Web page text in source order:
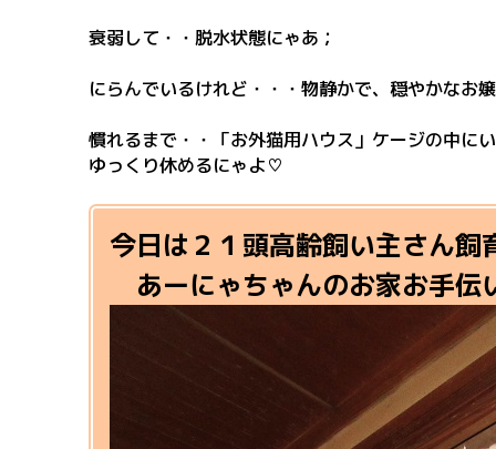
衰弱して・・脱水状態にゃあ；
にらんでいるけれど・・・物静かで、穏やかなお
慣れるまで・・「お外猫用ハウス」ケージの中に
ゆっくり休めるにゃよ♡
今日は２１頭高齢飼い主さん飼
あーにゃちゃんのお家お手伝